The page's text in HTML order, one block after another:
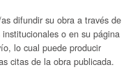
difundir su obra a través de
o en su página
lo cual puede producir
citas de la obra publicada.